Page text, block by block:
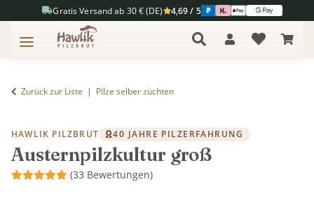
Gratis Versand ab 30 € (DE) 4,69 / 5
Zurück zur Liste Pilze selber züchten
HAWLIK PILZBRUT 40 JAHRE PILZERFAHRUNG
Austernpilzkultur groß
(33 Bewertungen)